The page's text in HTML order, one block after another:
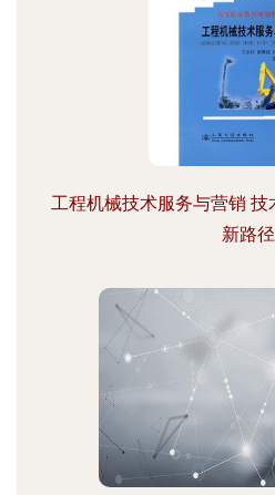
工程机械技术服务与营销
新路径